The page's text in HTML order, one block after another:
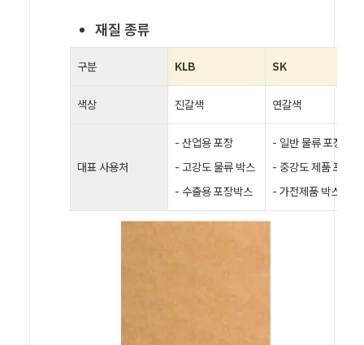
재질 종류
구분 KLB SK
색상 진갈색 연갈색
대표 사용처
- 산업용 포장
- 고강도 물류 박스
- 수출용 포장박스
- 일반 물류 포장
- 중강도 제품 포장
- 가전제품 박스